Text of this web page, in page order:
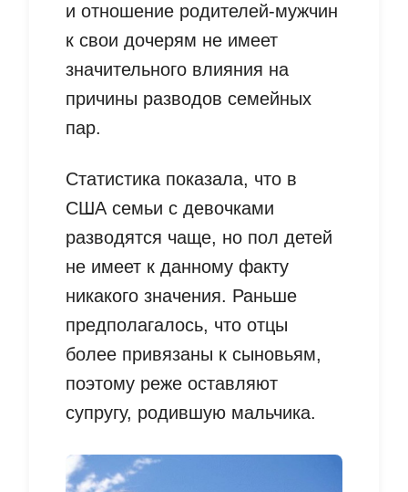
и отношение родителей-мужчин
к свои дочерям не имеет
значительного влияния на
причины разводов семейных
пар.
Статистика показала, что в
США семьи с девочками
разводятся чаще, но пол детей
не имеет к данному факту
никакого значения. Раньше
предполагалось, что отцы
более привязаны к сыновьям,
поэтому реже оставляют
супругу, родившую мальчика.